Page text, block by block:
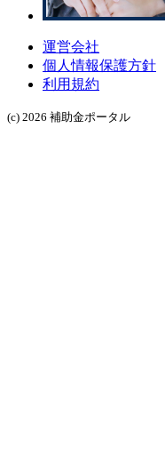
運営会社
個人情報保護方針
利用規約
(c) 2026 補助金ポータル